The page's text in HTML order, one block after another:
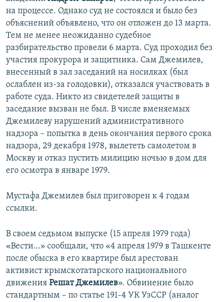
на процессе. Однако суд не состоялся и было без
объяснений объявлено, что он отложен до 13 марта.
Тем не менее неожиданно судебное
разбирательство провели 6 марта. Суд проходил без
участия прокурора и защитника. Сам Джемилев,
внесенный в зал заседаний на носилках (был
ослаблен из-за голодовки), отказался участвовать в
работе суда. Никто из свидетелей защиты в
заседание вызван не был. В числе вменяемых
Джемилеву нарушений административного
надзора – попытка в день окончания первого срока
надзора, 29 декабря 1978, вылететь самолетом в
Москву и отказ пустить милицию ночью в дом для
его осмотра в январе 1979.
Мустафа Джемилев был приговорен к 4 годам
ссылки.
В своем седьмом выпуске (15 апреля 1979 года)
«Вести…» сообщали, что «4 апреля 1979 в Ташкенте
после обыска в его квартире был арестован
активист крымскотатарского национального
движения Решат Джемилев». Обвинение было
стандартным – по статье 191-4 УК УзССР (аналог